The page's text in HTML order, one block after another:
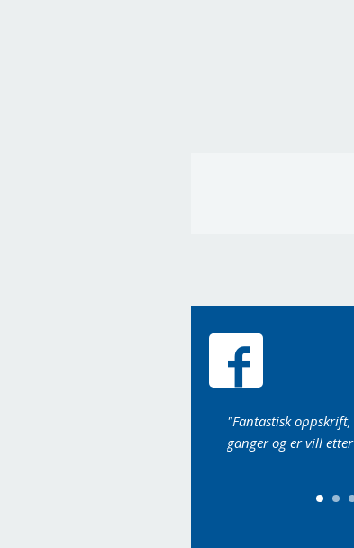
"Fantastisk
ganger og er vill